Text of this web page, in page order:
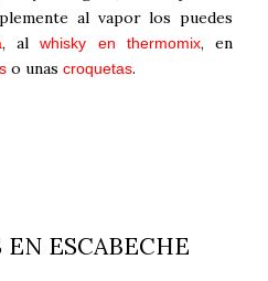
al vapor los puedes
, alwhisky en thermomix, en
o unas croquetas.
ESCABECHE